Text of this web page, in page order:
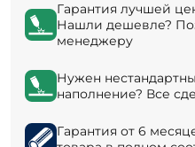
Гарантия лучшей
Нашли дешевле?
менеджеру
Нужен
наполнение? Все
Гарантия от 6